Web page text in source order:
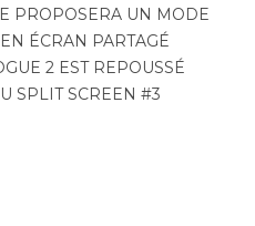
PROPOSERA UN MODE
ÉCRAN PARTAGÉ
2 EST REPOUSSÉ
SPLIT SCREEN #3